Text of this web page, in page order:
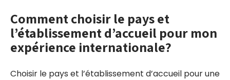
Comment choisir le pays et
l’établissement d’accueil pour mon
expérience internationale?
Choisir le pays et l’établissement d’accueil pour une